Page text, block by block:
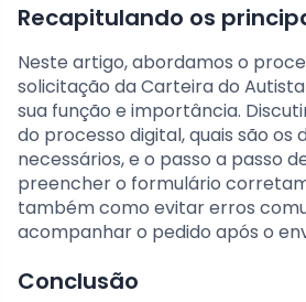
Recapitulando os
Neste artigo, abordamos o
solicitação da Carteira do
sua função e importância.
do processo digital, quais são os
necessários, e o passo a passo
preencher o formulário
também como evitar erros
acompanhar o pedido após o
Conclusão